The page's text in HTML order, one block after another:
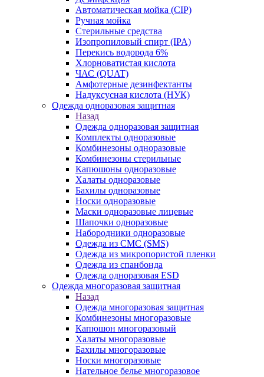
Автоматическая мойка (CIP)
Ручная мойка
Стерильные средства
Изопропиловый спирт (IPA)
Перекись водорода 6%
Хлорноватистая кислота
ЧАС (QUAT)
Амфотерные дезинфектанты
Надуксусная кислота (НУК)
Одежда одноразовая защитная
Назад
Одежда одноразовая защитная
Комплекты одноразовые
Комбинезоны одноразовые
Комбинезоны стерильные
Капюшоны одноразовые
Халаты одноразовые
Бахилы одноразовые
Носки одноразовые
Маски одноразовые лицевые
Шапочки одноразовые
Набородники одноразовые
Одежда из СМС (SMS)
Одежда из микропористой пленки
Одежда из спанбонда
Одежда одноразовая ESD
Одежда многоразовая защитная
Назад
Одежда многоразовая защитная
Комбинезоны многоразовые
Капюшон многоразовый
Халаты многоразовые
Бахилы многоразовые
Носки многоразовые
Нательное белье многоразовое